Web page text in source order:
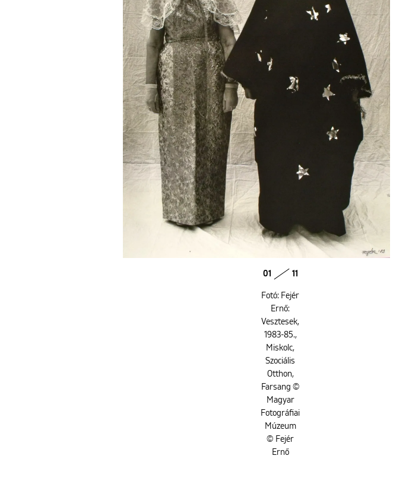
01 11
Fotó: Fejér
Ernő:
Vesztesek,
1983-85.,
Miskolc,
Szociális
Otthon,
Farsang ©
Magyar
Fotográfiai
Múzeum
© Fejér
Ernő